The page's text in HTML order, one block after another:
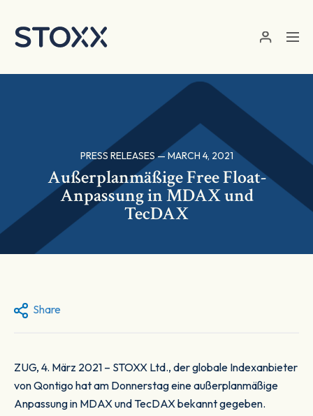
PRESS RELEASES — MARCH 4, 2021
Außerplanmäßige Free Float-
Anpassung in MDAX und
TecDAX
Share
ZUG, 4. März 2021 – STOXX Ltd., der globale Indexanbieter
von Qontigo hat am Donnerstag eine außerplanmäßige
Anpassung in MDAX und TecDAX bekannt gegeben.